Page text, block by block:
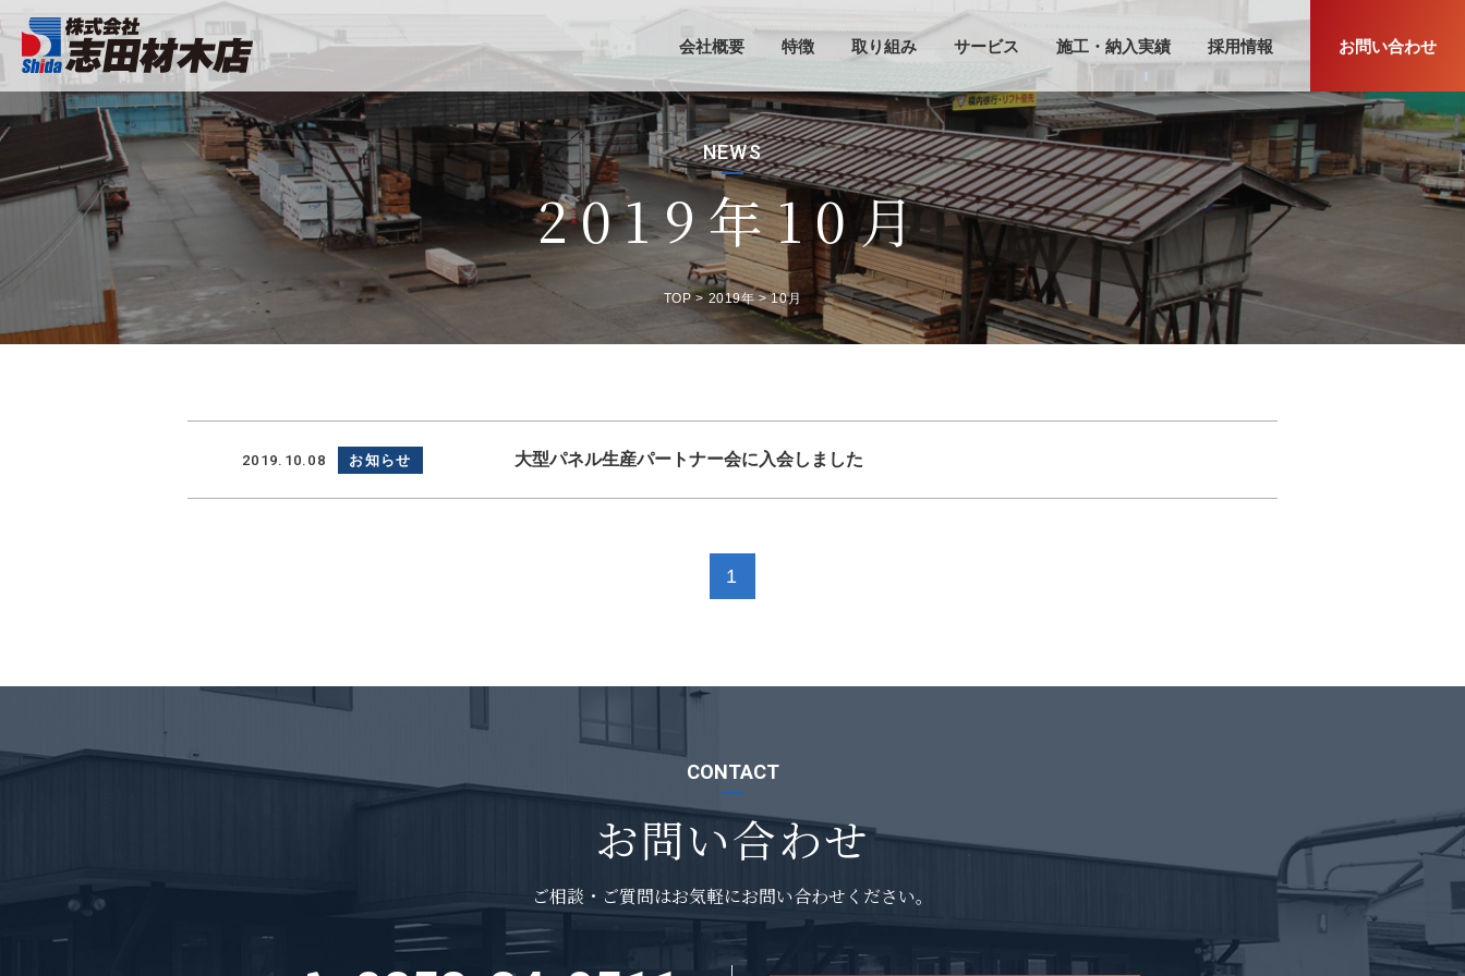
会社概要 特徴 取り組み サービス 施工・納入実績 採用情報 お問い合わせ
NEWS
2019年10月
TOP > 2019年>10月
2019.10.08 お知らせ 大型パネル生産パートナー会に入会しました
1
CONTACT
お問い合わせ
ご相談・ご質問はお気軽にお問い合わせください。